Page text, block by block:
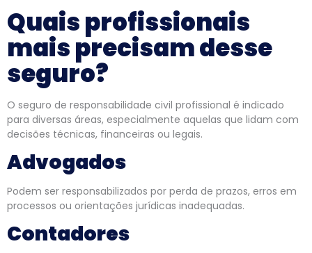
Quais profissionais
mais precisam desse
seguro?
O seguro de responsabilidade civil profissional é indicado
para diversas áreas, especialmente aquelas que lidam com
decisões técnicas, financeiras ou legais.
Advogados
Podem ser responsabilizados por perda de prazos, erros em
processos ou orientações jurídicas inadequadas.
Contadores